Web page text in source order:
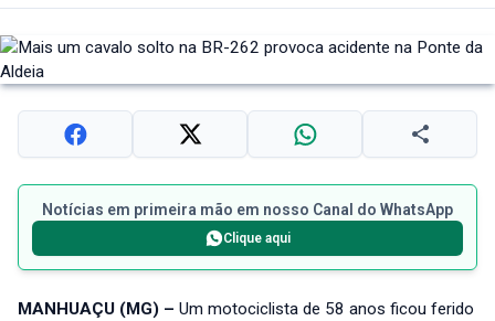
Notícias em primeira mão em nosso Canal do WhatsApp
Clique aqui
MANHUAÇU (MG) – Um motociclista de 58 anos ficou ferido